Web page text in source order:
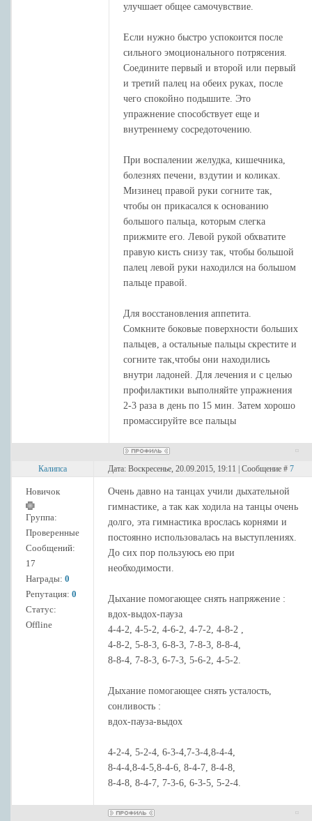
улучшает общее самочувствие.
Если нужно быстро успокоится после
сильного эмоционального потрясения.
Соедините первый и второй или первый
и третий палец на обеих руках, после
чего спокойно подышите. Это
упражнение способствует еще и
внутреннему сосредоточению.
При воспалении желудка, кишечника,
болезнях печени, вздутии и коликах.
Мизинец правой руки согните так,
чтобы он прикасался к основанию
большого пальца, которым слегка
прижмите его. Левой рукой обхватите
правую кисть снизу так, чтобы большой
палец левой руки находился на большом
пальце правой.
Для восстановления аппетита.
Сомкните боковые поверхности больших
пальцев, а остальные пальцы скрестите и
согните так,чтобы они находились
внутри ладоней. Для лечения и с целью
профилактики выполняйте упражнения
2-3 раза в день по 15 мин. Затем хорошо
промассируйте все пальцы
Калипса Дата: Воскресенье, 20.09.2015, 19:11 | Сообщение # 7
Новичок
Группа:
Проверенные
Сообщений:
17
Награды: 0
Репутация: 0
Статус:
Offline
Очень давно на танцах учили дыхательной
гимнастике, а так как ходила на танцы очень
долго, эта гимнастика врослась корнями и
постоянно использовалась на выступлениях.
До сих пор пользуюсь ею при
необходимости.
Дыхание помогающее снять напряжение :
вдох-выдох-пауза
4-4-2, 4-5-2, 4-6-2, 4-7-2, 4-8-2 ,
4-8-2, 5-8-3, 6-8-3, 7-8-3, 8-8-4,
8-8-4, 7-8-3, 6-7-3, 5-6-2, 4-5-2.
Дыхание помогающее снять усталость,
сонливость :
вдох-пауза-выдох
4-2-4, 5-2-4, 6-3-4,7-3-4,8-4-4,
8-4-4,8-4-5,8-4-6, 8-4-7, 8-4-8,
8-4-8, 8-4-7, 7-3-6, 6-3-5, 5-2-4.